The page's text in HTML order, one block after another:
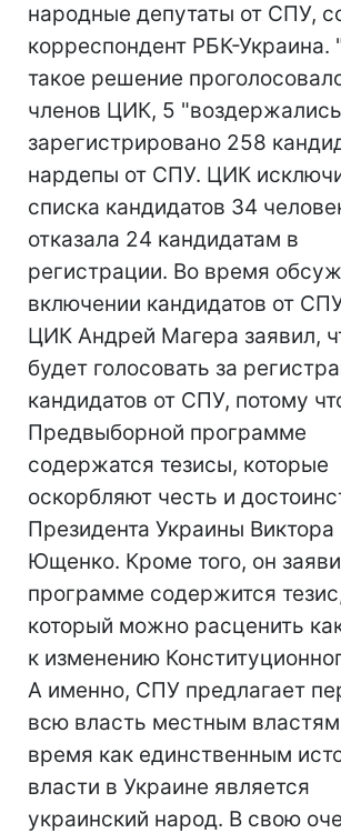
народные депутаты от СПУ,
корреспондент РБК-Украина.
такое решение
членов ЦИК, 5
зарегистрировано 258
нардепы от СПУ. ЦИК
списка кандидатов 34
отказала 24 кандидатам в
регистрации. Во время
включении кандидатов от
ЦИК Андрей Магера заявил,
будет голосовать за
кандидатов от СПУ, потому
Предвыборной программе
содержатся тезисы, которые
оскорбляют честь и
Президента Украины Виктора
Ющенко. Кроме того, он
программе содержится
который можно расценить
к изменению
А именно, СПУ предлагает
всю власть местным
время как единственным
власти в Украине является
украинский народ. В свою